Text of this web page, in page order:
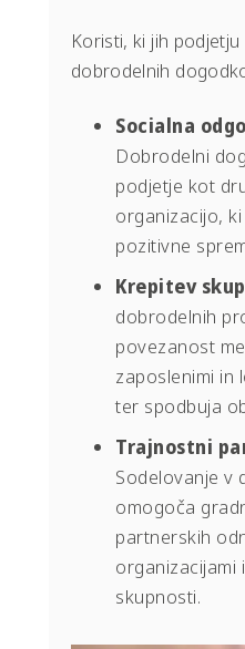
Koristi, ki jih
dobrodelnih
Socialna
Dobrodelni
podjetje kot
organizacijo,
pozitivne
Krepitev
dobrodelnih
povezanost
zaposlenimi in
ter spodbuja
Trajnostni
Sodelovanje v
omogoča
partnerskih
organizacijami
skupnosti.